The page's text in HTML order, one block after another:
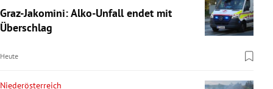
Graz-Jakomini: Alko-Unfall endet mit
Überschlag
Heute
Niederösterreich